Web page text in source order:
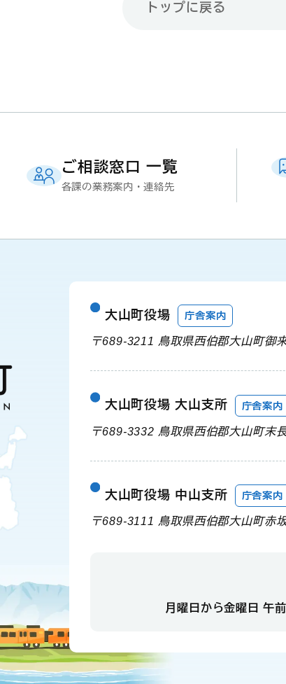
トップに戻る
ご相談窓口 一覧
各課の業務案内・連絡先
大山町役場 庁舎案内
〒689-3211 鳥取県西伯郡大山町御
大山町役場 大山支所 庁舎案内
〒689-3332 鳥取県西伯郡大山町末
大山町役場 中山支所 庁舎案内
〒689-3111 鳥取県西伯郡大山町赤
月曜日から金曜日 午